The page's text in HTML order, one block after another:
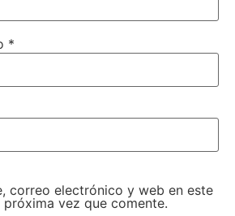
*
correo electrónico y web en este
vez que comente.